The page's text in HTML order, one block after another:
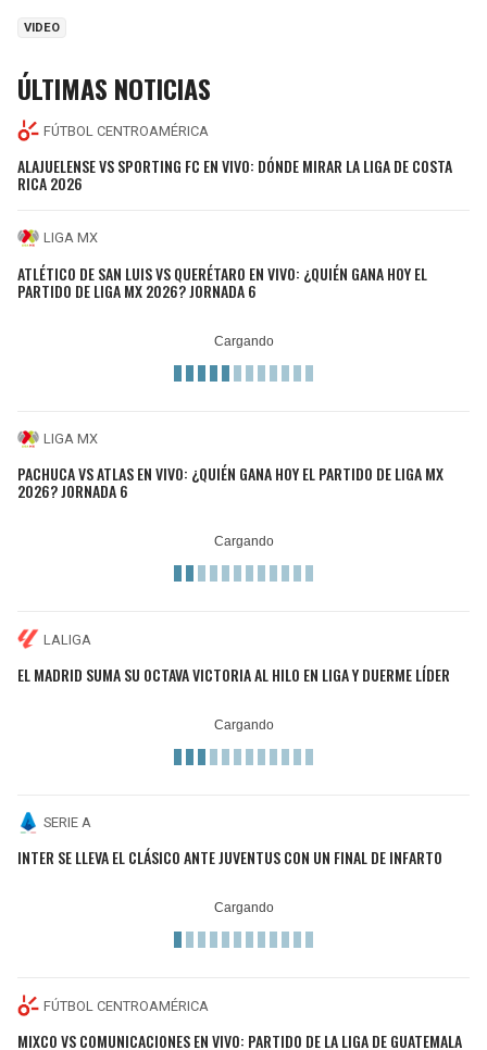
VIDEO
ÚLTIMAS NOTICIAS
FÚTBOL CENTROAMÉRICA
ALAJUELENSE VS SPORTING FC EN VIVO: DÓNDE MIRAR LA LIGA DE COSTA
RICA 2026
LIGA MX
ATLÉTICO DE SAN LUIS VS QUERÉTARO EN VIVO: ¿QUIÉN GANA HOY EL
PARTIDO DE LIGA MX 2026? JORNADA 6
LIGA MX
PACHUCA VS ATLAS EN VIVO: ¿QUIÉN GANA HOY EL PARTIDO DE LIGA MX
2026? JORNADA 6
LALIGA
EL MADRID SUMA SU OCTAVA VICTORIA AL HILO EN LIGA Y DUERME LÍDER
SERIE A
INTER SE LLEVA EL CLÁSICO ANTE JUVENTUS CON UN FINAL DE INFARTO
FÚTBOL CENTROAMÉRICA
MIXCO VS COMUNICACIONES EN VIVO: PARTIDO DE LA LIGA DE GUATEMALA